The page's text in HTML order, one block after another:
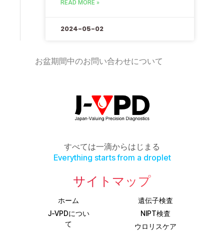
READ MORE »
2024-05-02
お盆期間中のお問い合わせについて
すべては一滴からはじまる
Everything starts from a droplet
サイトマップ
ホーム
J-VPDについ
て
遺伝子検査
NIPT検査
ウロリスケア